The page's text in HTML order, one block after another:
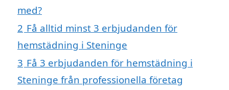
med?
2 Få alltid minst 3 erbjudanden för
hemstädning i Steninge
3 Få 3 erbjudanden för hemstädning i
Steninge från professionella företag